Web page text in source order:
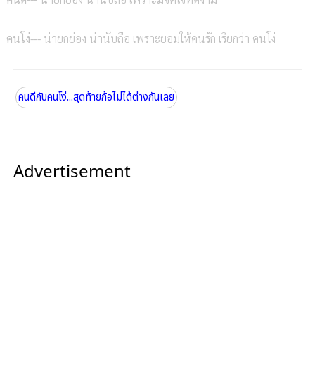
คนโง่--- น่ายกย่อง น่านับถือ เพราะยอมให้คนรัก เรียกว่า คนโง่
คนดีกับคนโง่...สุดท้ายก้อไม่ได้ต่างกันเลย
Advertisement